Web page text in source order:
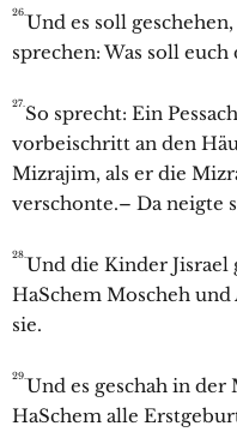
26.Und es soll
sprechen: Was soll euch
27.So sprecht: Ein
vorbeischritt an den
Mizrajim, als er die
verschonte.– Da neigte
28.Und die Kinder Jisrael
HaSchem Moscheh
sie.
29.Und es geschah in
HaSchem alle